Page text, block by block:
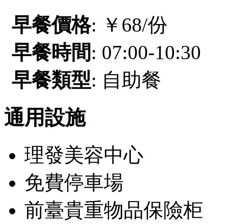
早餐價格: ￥68/份
早餐時間: 07:00-10:30
早餐類型: 自助餐
通用設施
理發美容中心
免費停車場
前臺貴重物品保險柜